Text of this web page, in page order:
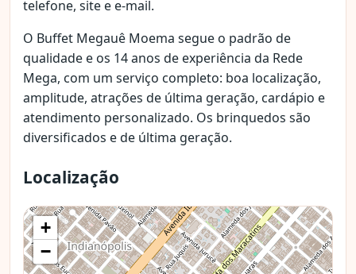
telefone, site e e-mail.
O Buffet Megauê Moema segue o padrão de
qualidade e os 14 anos de experiência da Rede
Mega, com um serviço completo: boa localização,
amplitude, atrações de última geração, cardápio e
atendimento personalizado. Os brinquedos são
diversificados e de última geração.
Localização
+
−